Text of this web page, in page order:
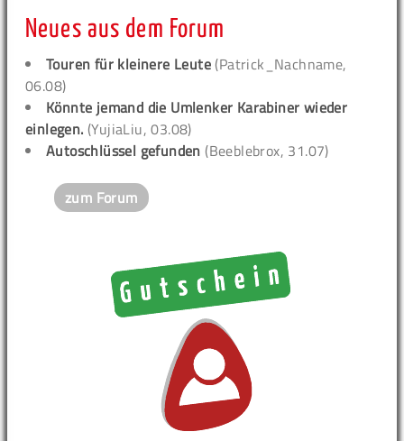
Neues aus dem Forum
Touren für kleinere Leute (Patrick_Nachname,
06.08)
Könnte jemand die Umlenker Karabiner wieder
einlegen. (YujiaLiu, 03.08)
Autoschlüssel gefunden (Beeblebrox, 31.07)
zum Forum